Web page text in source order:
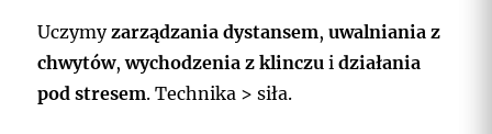
Uczymyzarządzania dystansem,uwalniania z
chwytów,wychodzenia z klinczu idziałania
pod stresem. Technika > siła.